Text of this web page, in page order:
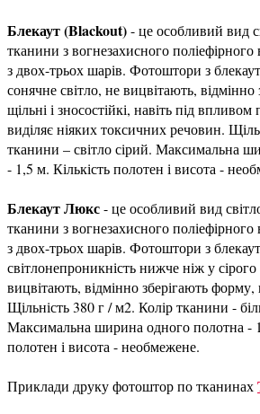
Блекаут (Blackout)- це особливий вид
тканини з вогнезахисного
з двох-трьох шарів. Фотоштори з
сонячне світло, не вицвітають,
щільні і зносостійкі, навіть під
виділяє ніяких токсичних речовин.
тканини – світло сірий. Максимальна
- 1,5 м. Кількість полотен і висота -
Блекаут Люкс- це особливий вид
тканини з вогнезахисного
з двох-трьох шарів. Фотоштори з
світлонепроникність нижче ніж у
вицвітають, відмінно зберігають форму,
Щільність 380 г / м2. Колір тканини -
Максимальна ширина одного полотна -
полотен і висота - необмежене.
Приклади друку фотоштор по тканинах